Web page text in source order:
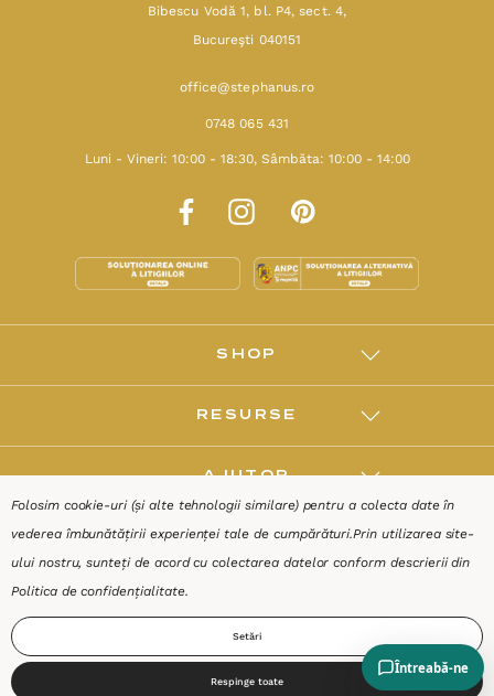
Bibescu Vodă 1, bl. P4, sect. 4,
Bucureşti 040151
office@stephanus.ro
0748 065 431
Luni - Vineri: 10:00 - 18:30, Sâmbăta: 10:00 - 14:00
SHOP
RESURSE
AJUTOR
DESPRE
Folosim cookie-uri (și alte tehnologii similare) pentru a colecta date în
vederea îmbunătățirii experienței tale de cumpărături.Prin utilizarea site-
ului nostru, sunteți de acord cu colectarea datelor conform descrierii din
Politica de confidențialitate.
Setări
Respinge toate